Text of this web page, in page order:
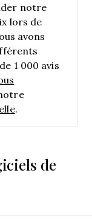
notre
lors de
avons
1 000 avis
.
de